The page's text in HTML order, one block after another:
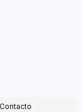
Contacto